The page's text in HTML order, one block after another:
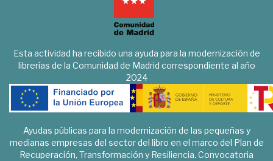
Esta actividad ha recibido una ayuda para la modernización de
librerías de la Comunidad de Madrid correspondiente al año
2024
Ayudas públicas para la modernización de las pequeñas y
medianas empresas del sector del libro en el marco del Plan de
Recuperación, Transformación y Resiliencia. Convocatoria